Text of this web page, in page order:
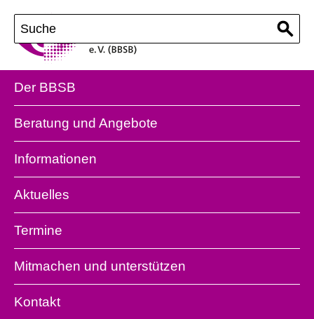
Der BBSB
Beratung und Angebote
Informationen
Aktuelles
Termine
Mitmachen und unterstützen
Kontakt